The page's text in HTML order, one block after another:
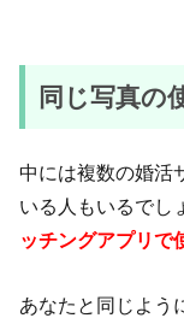
同じ写真の
中には複数の婚活
いる人もいるでし
ッチングアプリで
あなたと同じよう